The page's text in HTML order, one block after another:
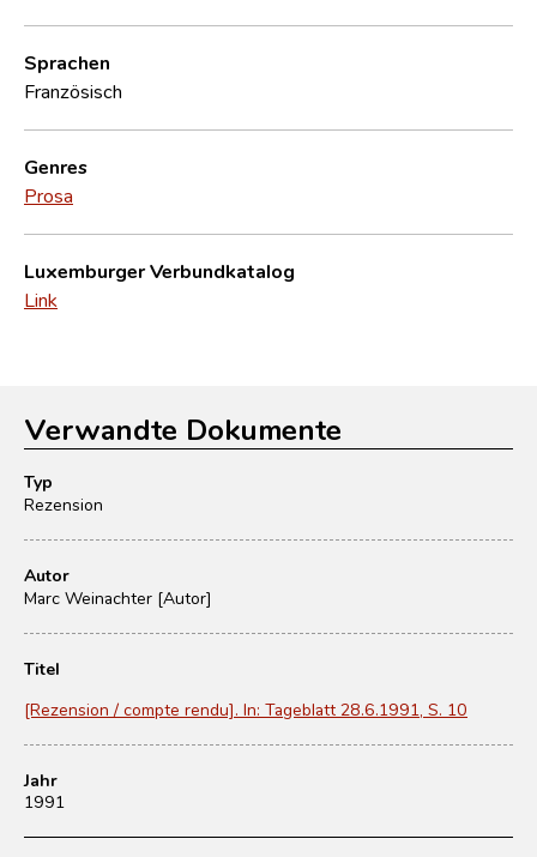
Sprachen
Französisch
Genres
Prosa
Luxemburger Verbundkatalog
Link
Verwandte Dokumente
Typ
Rezension
Autor
Marc Weinachter [Autor]
Titel
[Rezension / compte rendu]. In: Tageblatt 28.6.1991, S. 10
Jahr
1991